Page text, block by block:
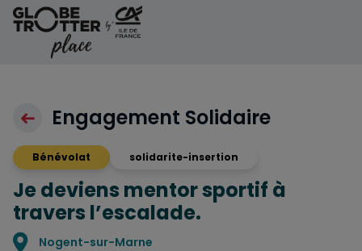
Aller au contenu
Engagement Solidaire
Bénévolat solidarite-insertion
Je deviens mentor sportif à
travers l’escalade.
Localisation
Nogent-sur-Marne